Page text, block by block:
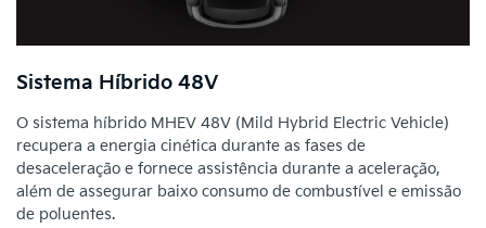
Sistema Híbrido 48V
O sistema híbrido MHEV 48V (Mild Hybrid Electric Vehicle)
recupera a energia cinética durante as fases de
desaceleração e fornece assistência durante a aceleração,
além de assegurar baixo consumo de combustível e emissão
de poluentes.